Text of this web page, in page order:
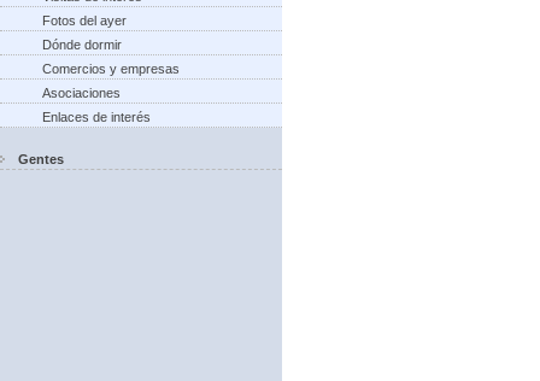
Fotos del ayer
Dónde dormir
Comercios y empresas
Asociaciones
Enlaces de interés
Gentes